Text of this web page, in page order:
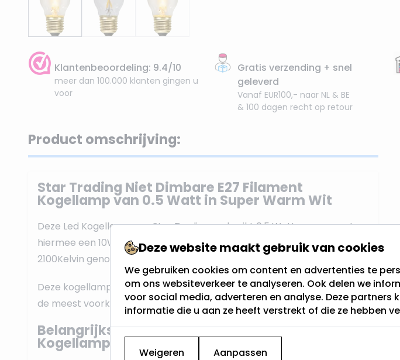
Klantenbeoordeling: 9.4/10
meer dan 100.000 klanten gingen u
voor
Gratis verzending + snel
geleverd
Vanaf EUR100,- naar NL & BE
& 100 dagen recht op retour
Product omschrijving:
Star Trading Niet Dimbare E27 Filament
Kogellamp van 0.5 Watt in Super Warm Wit
Deze Led Kogellamp van Star Trading verbruikt 0.5 Watt en vervangt
hiermee een 10W Gloeilamp. De lichtkleur is Super Warm Wit, ook wel
2100Kelvin genoemd.
Deze kogellamp heeft een E27 fitting, vaak dikke fitting genoemd. Dit is
de meest voorkomende schroeffitting en werkt op 230Volt.
Belangrijkste eigenschappen van deze E27 LED
Kogellamp:
Deze website maakt gebruik van cookies
We gebruiken cookies om content en advertenties te
om ons websiteverkeer te analyseren. Ook delen we
voor social media, adverteren en analyse. Deze partners
informatie die u aan ze heeft verstrekt of die ze hebben
Weigeren Aanpassen